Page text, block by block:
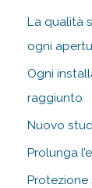
La qualità
ogni
Ogni
raggiunto
Nuovo
Prolunga
Protezione